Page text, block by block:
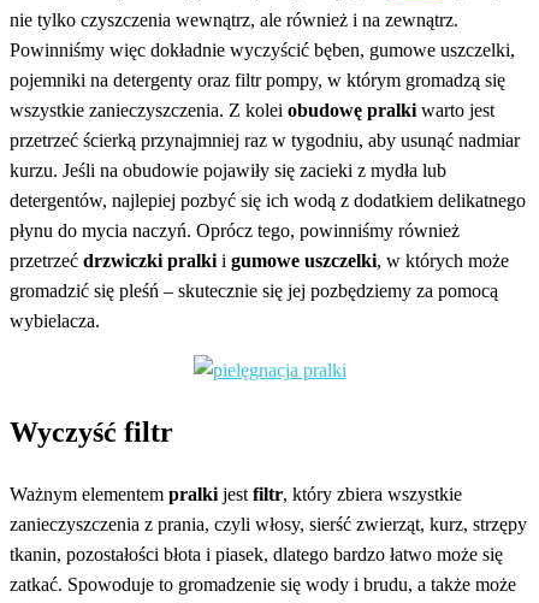
nie tylko czyszczenia wewnątrz, ale również i na zewnątrz.
Powinniśmy więc dokładnie wyczyścić bęben, gumowe uszczelki,
pojemniki na detergenty oraz filtr pompy, w którym gromadzą się
wszystkie zanieczyszczenia. Z kolei obudowę pralki warto jest
przetrzeć ścierką przynajmniej raz w tygodniu, aby usunąć nadmiar
kurzu. Jeśli na obudowie pojawiły się zacieki z mydła lub
detergentów, najlepiej pozbyć się ich wodą z dodatkiem delikatnego
płynu do mycia naczyń. Oprócz tego, powinniśmy również
przetrzeć drzwiczki pralki i gumowe uszczelki, w których może
gromadzić się pleśń – skutecznie się jej pozbędziemy za pomocą
wybielacza.
Wyczyść filtr
Ważnym elementem pralki jest filtr, który zbiera wszystkie
zanieczyszczenia z prania, czyli włosy, sierść zwierząt, kurz, strzępy
tkanin, pozostałości błota i piasek, dlatego bardzo łatwo może się
zatkać. Spowoduje to gromadzenie się wody i brudu, a także może